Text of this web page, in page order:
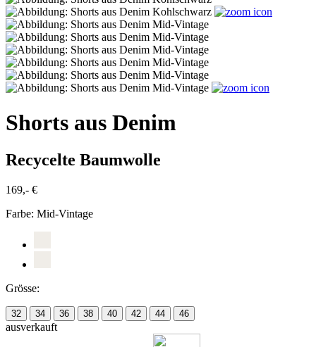
Shorts aus Denim
Recycelte Baumwolle
169,- €
Farbe: Mid-Vintage
Grösse:
32 34 36 38 40 42 44 46
ausverkauft